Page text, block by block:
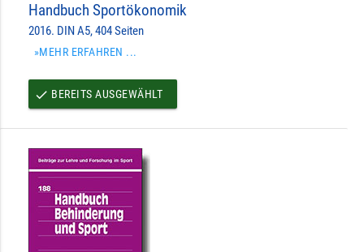
Handbuch Sportökonomik
2016. DIN A5, 404 Seiten
»MEHR ERFAHREN ...
done BEREITS AUSGEWÄHLT